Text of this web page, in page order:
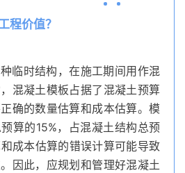
程价值？
临时结构，在施工期间用作混
混凝土模板占据了混凝土预算
确的数量估算和成本估算。模
算的15%，占混凝土结构总预
成本估算的错误计算可能导致
因此，应规划和管理好混凝土